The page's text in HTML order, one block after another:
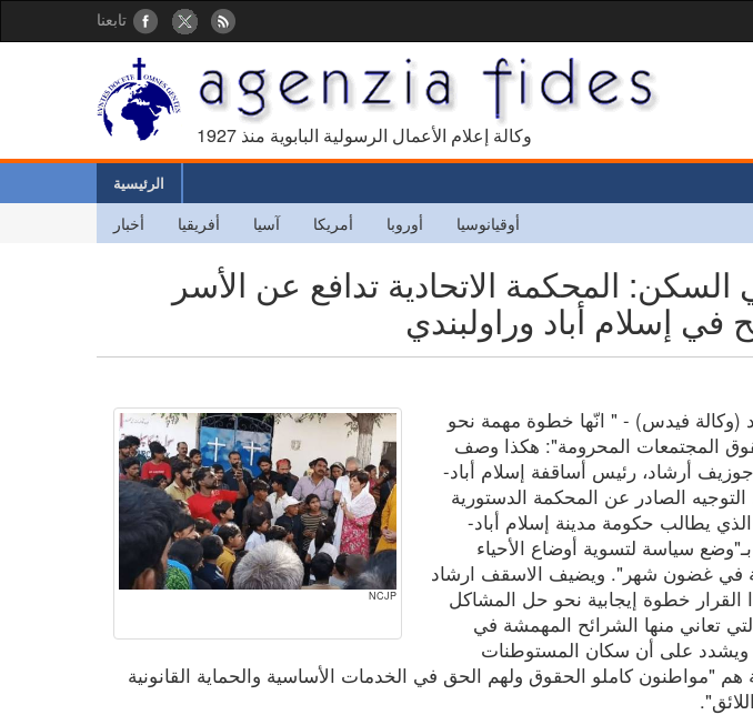
تابعنا
1927 وكالة إعلام الأعمال الرسولية البابوية منذ
الرئيسية
أخبار أفريقيا آسيا أمريكا أوروبا أوقيانوسيا
المحكمة الاتحادية تدافع عن الأسر
في إسلام أباد وراولبندي
NCJP
(وكالة فيدس) - " انّها خطوة مهمة نحو
المجتمعات المحرومة": هكذا وصف
أرشاد، رئيس أساقفة إسلام أباد-
التوجيه الصادر عن المحكمة الدستورية
الذي يطالب حكومة مدينة إسلام أباد-
بـ"وضع سياسة لتسوية أوضاع الأحياء
في غضون شهر". ويضيف الاسقف ارشاد
القرار خطوة إيجابية نحو حل المشاكل
تعاني منها الشرائح المهمشة في
ويشدد على أن سكان المستوطنات
هم "مواطنون كاملو الحقوق ولهم الحق في الخدمات الأساسية والحماية القانونية